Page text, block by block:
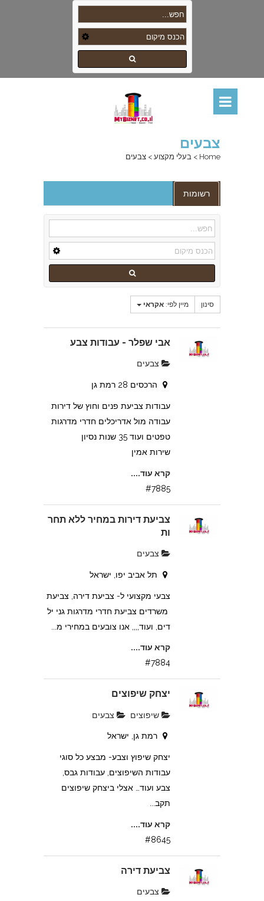
צבעים
Home
> בעלי מקצוע > צבעים
רשומות
סינון מיין לפי: אקראי
אבי שפלר - עבודות צבע
צבעים
הרכסים 28 רמת גן
עבודות צביעת פנים וחוץ של דירות
עבודה מול אדריכלים חדרי מדרגות
טפטים ועוד 35 שנות נסיון
שירות אמין
קרא עוד....
#7885
צביעת דירות במחיר ללא תחר
ות
צבעים
תל אביב יפו, ישראל
צבעי מקצועי ל- צביעת דירה, צביעת
משרדים צביעת חדרי מדרגות גני יל
דים, ועוד,,,, אנו צובעים במחירי מ...
קרא עוד....
#7884
יצחק שיפוצים
שיפוצים צבעים
רמת גן, ישראל
יצחק שיפוץ וצבע- מבצע כל סוגי
עבודות השיפוצים, עבודות גבס,
צבע ועוד… אצלי ביצחק שיפוצים
תקב...
קרא עוד....
#8645
צביעת דירה
צבעים